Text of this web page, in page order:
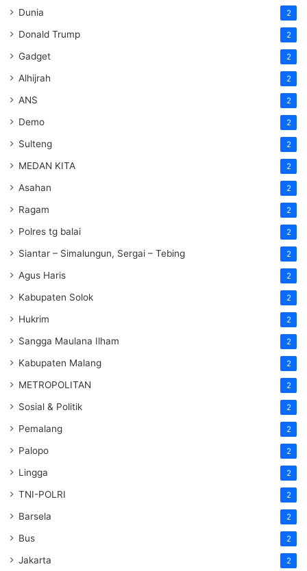
Dunia 2
Donald Trump 2
Gadget 2
Alhijrah 2
ANS 2
Demo 2
Sulteng 2
MEDAN KITA 2
Asahan 2
Ragam 2
Polres tg balai 2
Siantar – Simalungun, Sergai – Tebing 2
Agus Haris 2
Kabupaten Solok 2
Hukrim 2
Sangga Maulana Ilham 2
Kabupaten Malang 2
METROPOLITAN 2
Sosial & Politik 2
Pemalang 2
Palopo 2
Lingga 2
TNI-POLRI 2
Barsela 2
Bus 2
Jakarta 2